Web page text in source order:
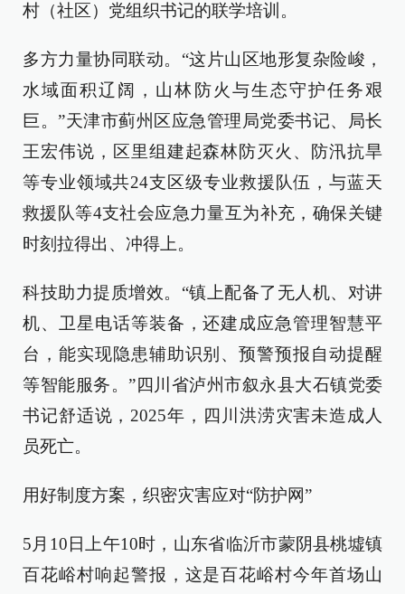
村（社区）党组织书记的联学培训。
多方力量协同联动。“这片山区地形复杂险峻，
水域面积辽阔，山林防火与生态守护任务艰
巨。”天津市蓟州区应急管理局党委书记、局长
王宏伟说，区里组建起森林防灭火、防汛抗旱
等专业领域共24支区级专业救援队伍，与蓝天
救援队等4支社会应急力量互为补充，确保关键
时刻拉得出、冲得上。
科技助力提质增效。“镇上配备了无人机、对讲
机、卫星电话等装备，还建成应急管理智慧平
台，能实现隐患辅助识别、预警预报自动提醒
等智能服务。”四川省泸州市叙永县大石镇党委
书记舒适说，2025年，四川洪涝灾害未造成人
员死亡。
用好制度方案，织密灾害应对“防护网”
5月10日上午10时，山东省临沂市蒙阴县桃墟镇
百花峪村响起警报，这是百花峪村今年首场山